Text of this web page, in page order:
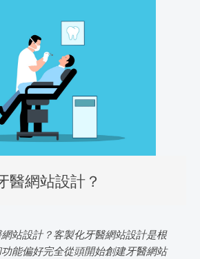
醫網站設計？
站設計？客製化牙醫網站設計是根
能偏好完全從頭開始創建牙醫網站